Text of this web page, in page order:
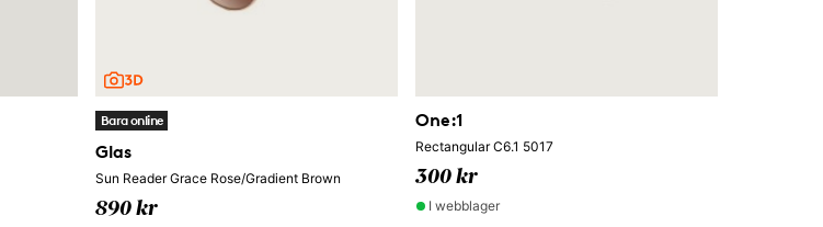
Bara online
Glas
Sun Reader Grace Rose/Gradient Brown
890 kr
One:1
Rectangular C6.1 5017
300 kr
I webblager